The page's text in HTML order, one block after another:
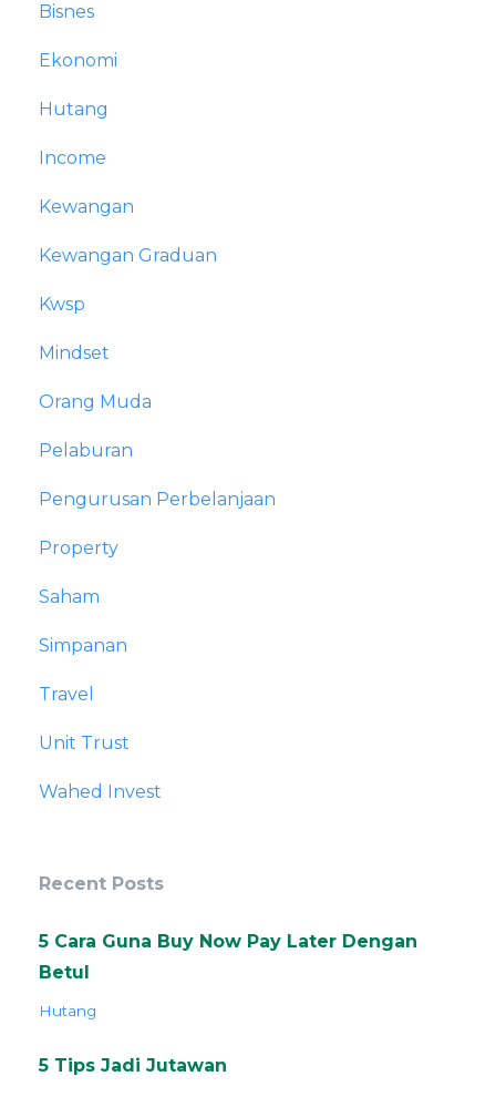
Bisnes
Ekonomi
Hutang
Income
Kewangan
Kewangan Graduan
Kwsp
Mindset
Orang Muda
Pelaburan
Pengurusan Perbelanjaan
Property
Saham
Simpanan
Travel
Unit Trust
Wahed Invest
Recent Posts
5 Cara Guna Buy Now Pay Later Dengan
Betul
Hutang
5 Tips Jadi Jutawan